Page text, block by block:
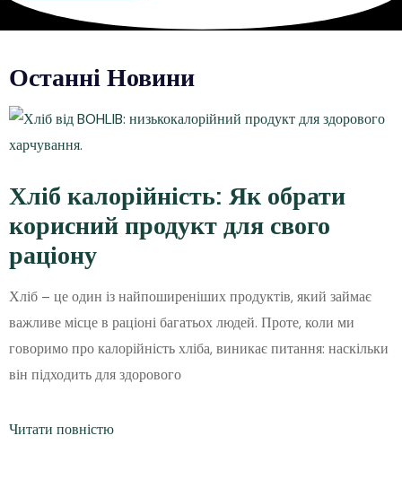
Останні Новини
Хліб калорійність: Як обрати
корисний продукт для свого
раціону
Хліб – це один із найпоширеніших продуктів, який займає
важливе місце в раціоні багатьох людей. Проте, коли ми
говоримо про калорійність хліба, виникає питання: наскільки
він підходить для здорового
Читати повністю